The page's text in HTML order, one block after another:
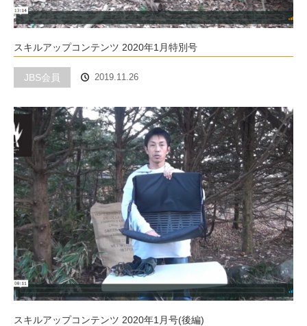
スキルアップコンテンツ 2020年1月特別号
JBS会員 2019.11.26
スキルアップコンテンツ 2020年1月号(後編)